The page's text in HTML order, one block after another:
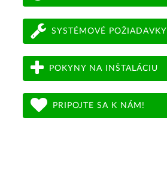
SYSTÉMOVÉ POŽIADAVKY
POKYNY NA INŠTALÁCIU
PRIPOJTE SA K NÁM!